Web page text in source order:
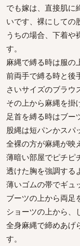
でも嫁は、直接肌に
いです、裸にしての
うちの場合、下着や
す。
麻縄で縛る時は服の
前両手で縛る時と後
さいサイズのブラウ
その上から麻縄を掛
足首を縛る時はブー
股縄は短パンかスパ
全裸の方が麻縄が映
薄暗い部屋でピチピ
透けた胸を強調する
薄いゴムの帯でギュ
ブーツの上から両足
ショーツの上から、
全身麻縄で締めあげ
す。